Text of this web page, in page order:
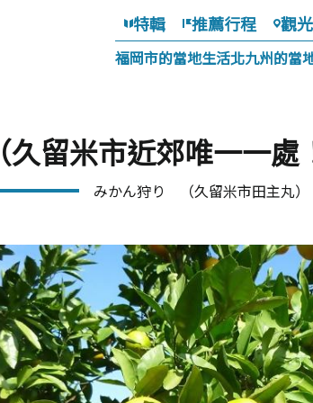
特輯 推薦行程 觀
福岡市的當地生活北九州的當
留米市近郊唯一一處
みかん狩り （久留米市田主丸）